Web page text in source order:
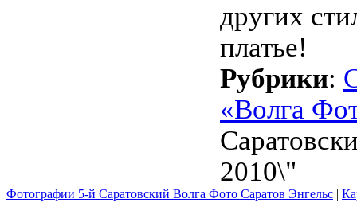
других
платье!
Рубрики:
«Волга
2010\"
Фотографии 5-й Саратовский Волга Фото Саратов Энгельс |